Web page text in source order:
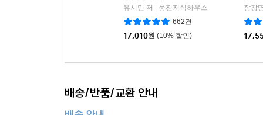
그 안에서 나는 집에 온 것처럼 편안했고, 아이슬
베른의 소설 제목이 『지구 중심으로의 여정』이
추천사
나는 나쁜 이야기의 독소를 정화시켜 끝내 아름다
창조함으로써 자신에게 강요된 나쁜 이야기의 마
유시민 저
웅진지식하우스
662건
17,010원 (10% 할인)
장강
배송/반품/교환 안내